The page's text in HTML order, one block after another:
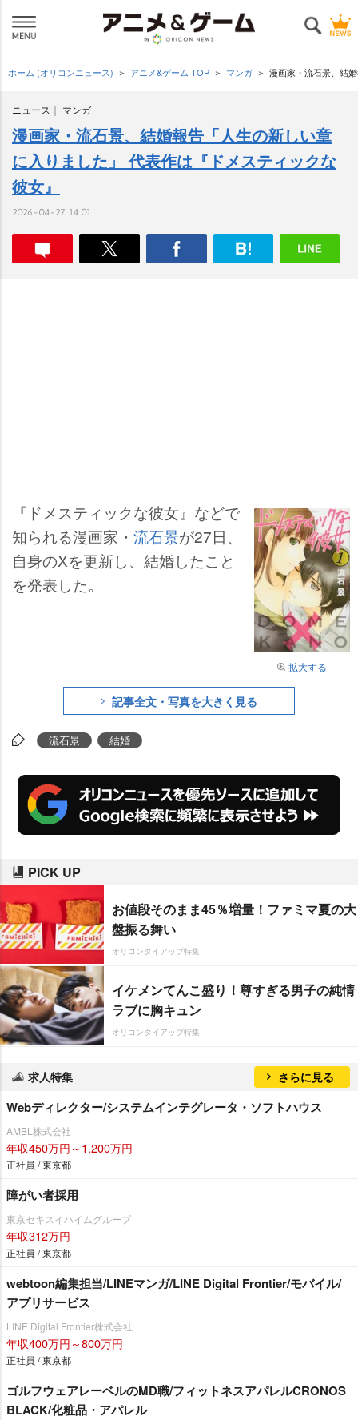
ホーム (オリコンニュース) アニメ&ゲーム TOP マンガ 漫画家・流石景、結
ニュース マンガ
漫画家・流石景、結婚報告「人生の新しい章
に入りました」 代表作は『ドメスティックな
彼女』
2026-04-27 14:01
拡大する
『ドメスティックな彼女』などで
知られる漫画家・ 流石景が27日、
自身のXを更新し、結婚したこと
を発表した。
記事全文・写真を大きく見る
流石景 結婚
PICK UP
お値段そのまま45％増量！ファミマ夏の大
盤振る舞い
オリコンタイアップ特集
イケメンてんこ盛り！尊すぎる男子の純情
ラブに胸キュン
オリコンタイアップ特集
求人特集 さらに見る
Webディレクター/システムインテグレータ・ソフトハウス
AMBL株式会社
年収450万円～1,200万円
正社員 / 東京都
障がい者採用
東京セキスイハイムグループ
年収312万円
正社員 / 東京都
webtoon編集担当/LINEマンガ/LINE Digital Frontier/モバイル/
アプリサービス
LINE Digital Frontier株式会社
年収400万円～800万円
正社員 / 東京都
ゴルフウェアレーベルのMD職/フィットネスアパレルCRONOS
BLACK/化粧品・アパレル